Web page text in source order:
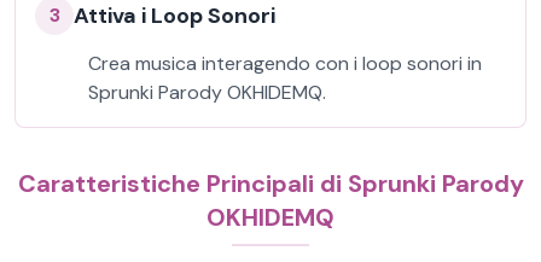
3 Attiva i Loop Sonori
Crea musica interagendo con i loop sonori in
Sprunki Parody OKHIDEMQ.
Caratteristiche Principali di Sprunki Parody
OKHIDEMQ